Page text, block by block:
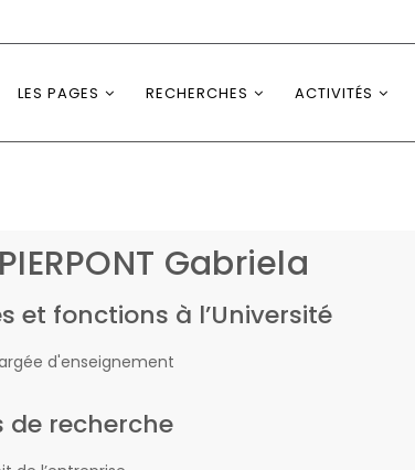
LES PAGES RECHERCHES ACTIVITÉS
Gabriela
et fonctions à l’Université
d'enseignement
de recherche